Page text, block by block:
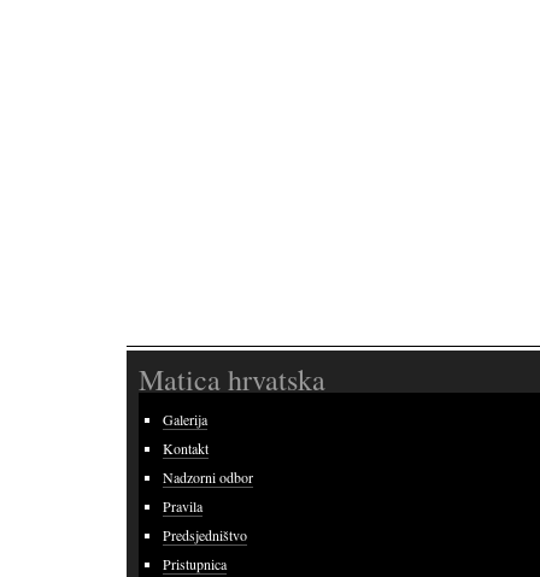
Matica hrvatska
Galerija
Kontakt
Nadzorni odbor
Pravila
Predsjedništvo
Pristupnica